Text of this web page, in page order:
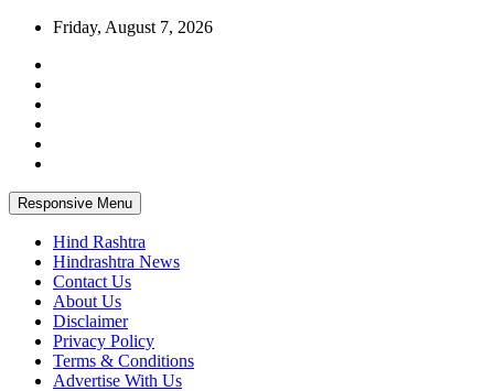
Skip
content
Friday, August 7, 2026
Responsive Menu
Hind Rashtra
Hindrashtra News
Contact Us
About Us
Disclaimer
Privacy Policy
Terms & Conditions
Advertise With Us